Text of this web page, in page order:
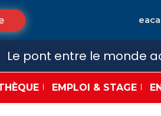
Le pont entre le monde
EMPLOI & STAGE